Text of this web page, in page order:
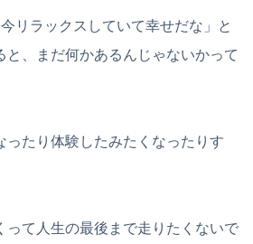
リラックスしていて幸せだな」と
と、まだ何かあるんじゃないかって
ったり体験したみたくなったりす
って人生の最後まで走りたくないで